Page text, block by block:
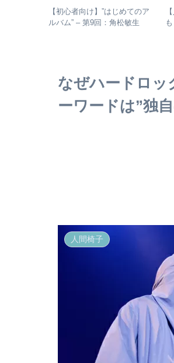
【初心者向け】”はじめてのア
ルバム” – 第9回：角松敏生
なぜハードロッ
ーワードは”独
人間椅子